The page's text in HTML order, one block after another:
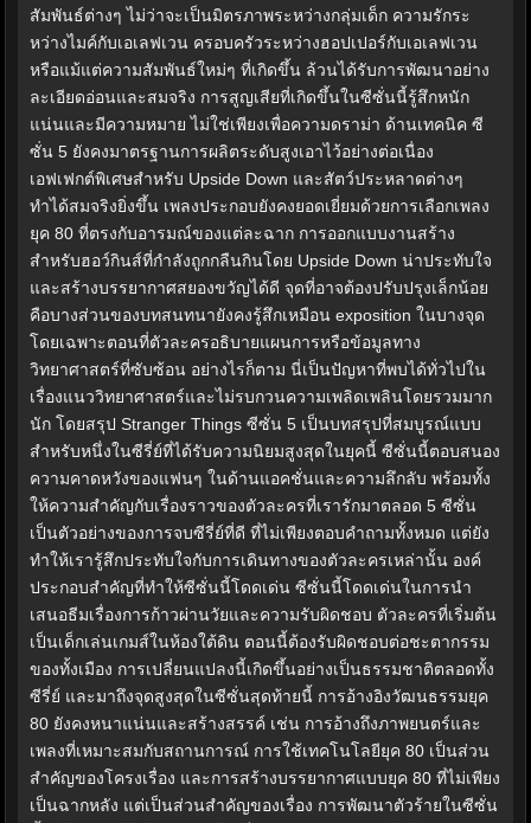
สัมพันธ์ต่างๆ ไม่ว่าจะเป็นมิตรภาพระหว่างกลุ่มเด็ก ความรักระ
หว่างไมค์กับเอเลฟเวน ครอบครัวระหว่างฮอปเปอร์กับเอเลฟเวน
หรือแม้แต่ความสัมพันธ์ใหม่ๆ ที่เกิดขึ้น ล้วนได้รับการพัฒนาอย่าง
ละเอียดอ่อนและสมจริง การสูญเสียที่เกิดขึ้นในซีซั่นนี้รู้สึกหนัก
แน่นและมีความหมาย ไม่ใช่เพียงเพื่อความดราม่า ด้านเทคนิค ซี
ซั่น 5 ยังคงมาตรฐานการผลิตระดับสูงเอาไว้อย่างต่อเนื่อง
เอฟเฟกต์พิเศษสำหรับ Upside Down และสัตว์ประหลาดต่างๆ
ทำได้สมจริงยิ่งขึ้น เพลงประกอบยังคงยอดเยี่ยมด้วยการเลือกเพลง
ยุค 80 ที่ตรงกับอารมณ์ของแต่ละฉาก การออกแบบงานสร้าง
สำหรับฮอว์กินส์ที่กำลังถูกกลืนกินโดย Upside Down น่าประทับใจ
และสร้างบรรยากาศสยองขวัญได้ดี จุดที่อาจต้องปรับปรุงเล็กน้อย
คือบางส่วนของบทสนทนายังคงรู้สึกเหมือน exposition ในบางจุด
โดยเฉพาะตอนที่ตัวละครอธิบายแผนการหรือข้อมูลทาง
วิทยาศาสตร์ที่ซับซ้อน อย่างไรก็ตาม นี่เป็นปัญหาที่พบได้ทั่วไปใน
เรื่องแนววิทยาศาสตร์และไม่รบกวนความเพลิดเพลินโดยรวมมาก
นัก โดยสรุป Stranger Things ซีซั่น 5 เป็นบทสรุปที่สมบูรณ์แบบ
สำหรับหนึ่งในซีรี่ย์ที่ได้รับความนิยมสูงสุดในยุคนี้ ซีซั่นนี้ตอบสนอง
ความคาดหวังของแฟนๆ ในด้านแอคชั่นและความลึกลับ พร้อมทั้ง
ให้ความสำคัญกับเรื่องราวของตัวละครที่เรารักมาตลอด 5 ซีซั่น
เป็นตัวอย่างของการจบซีรี่ย์ที่ดี ที่ไม่เพียงตอบคำถามทั้งหมด แต่ยัง
ทำให้เรารู้สึกประทับใจกับการเดินทางของตัวละครเหล่านั้น องค์
ประกอบสำคัญที่ทำให้ซีซั่นนี้โดดเด่น ซีซั่นนี้โดดเด่นในการนำ
เสนอธีมเรื่องการก้าวผ่านวัยและความรับผิดชอบ ตัวละครที่เริ่มต้น
เป็นเด็กเล่นเกมส์ในห้องใต้ดิน ตอนนี้ต้องรับผิดชอบต่อชะตากรรม
ของทั้งเมือง การเปลี่ยนแปลงนี้เกิดขึ้นอย่างเป็นธรรมชาติตลอดทั้ง
ซีรี่ย์ และมาถึงจุดสูงสุดในซีซั่นสุดท้ายนี้ การอ้างอิงวัฒนธรรมยุค
80 ยังคงหนาแน่นและสร้างสรรค์ เช่น การอ้างถึงภาพยนตร์และ
เพลงที่เหมาะสมกับสถานการณ์ การใช้เทคโนโลยียุค 80 เป็นส่วน
สำคัญของโครงเรื่อง และการสร้างบรรยากาศแบบยุค 80 ที่ไม่เพียง
เป็นฉากหลัง แต่เป็นส่วนสำคัญของเรื่อง การพัฒนาตัวร้ายในซีซั่น